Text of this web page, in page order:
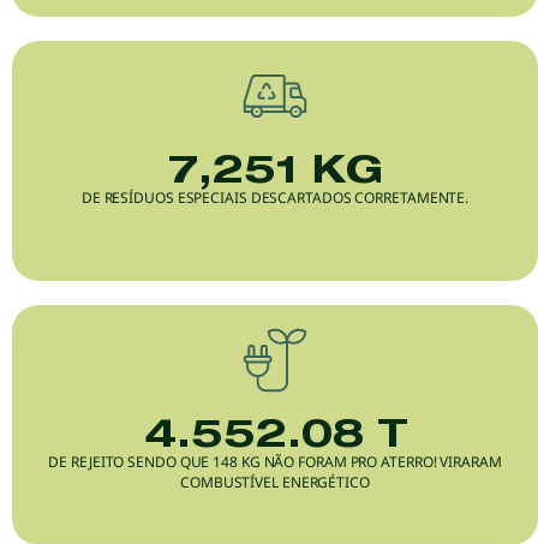
7,251 KG
DE RESÍDUOS ESPECIAIS DESCARTADOS CORRETAMENTE.
4.552.08 T
DE REJEITO SENDO QUE 148 KG NÃO FORAM PRO ATERRO! VIRARAM
COMBUSTÍVEL ENERGÉTICO